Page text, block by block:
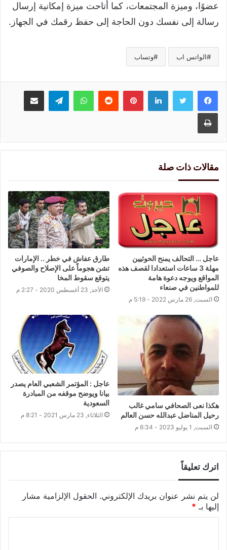
عضوًا، وميزة المجتمعات، كما أتاحت ميزة إمكانية إرسال
رسالة إلى نفسك دون الحاجة إلى حفظ رقمك في الجهاز.
الواتس اب وتساب
لينكدإنبينتيريست واتسابتيلقرام مشاركة عبر البريد
طباعة
مقالات ذات صلة
عاجل … التحالف يمنح الحوثيين
مهلة 3 ساعات استعدادا لقصف هذه
المواقع ويوجه دعوة هامة
للمواطنين في صنعاء
السبت, 26 مارس 2022 - 5:19 م
طارق عفاش في خطر .. الإمارات
تشن هجوماً على الإصلاح والصوفي
يتوقع سقوط المخا
الأحد, 23 أغسطس 2020 - 2:27 م
هكذا نعى الصحافي سامي غالب
رحيل المناضل عبدالله حسن العالم
السبت, 1 يوليو 2023 - 6:34 م
عاجل : المؤتمر الشعبي العام يصدر
بيانا ويوضح موقفه من المبادرة
السعودية
الثلاثاء, 23 مارس 2021 - 8:21 م
اترك تعليقاً
لن يتم نشر عنوان بريدك الإلكتروني. الحقول الإلزامية مشار
إليها بـ *